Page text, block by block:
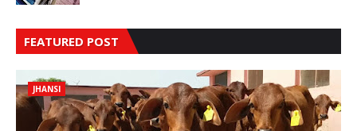
FEATURED POST
JHANSI